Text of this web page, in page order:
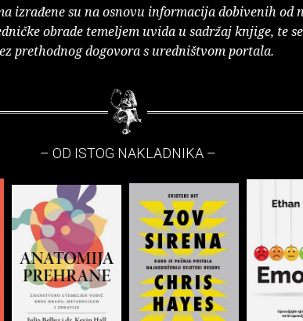
izrađene su na osnovu informacija dobivenih od
obrade temeljem uvida u sadržaj knjige, te
prethodnog dogovora s uredništvom portala.
– OD ISTOG NAKLADNIKA –